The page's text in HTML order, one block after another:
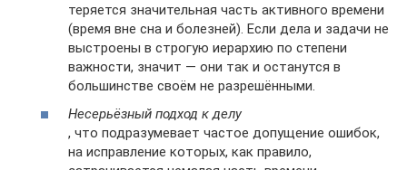
теряется значительная часть активного времени
(время вне сна и болезней). Если дела и задачи не
выстроены в строгую иерархию по степени
важности, значит — они так и останутся в
большинстве своём не разрешёнными.
Несерьёзный подход к делу
, что подразумевает частое допущение ошибок,
на исправление которых, как правило,